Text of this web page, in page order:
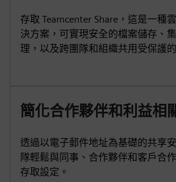
存取 Teamcenter Share，這是一種
決方案，可實現安全的檔案儲存、
理，以及跨團隊和組織共用受保護
簡化合作夥伴和利益相
透過以電子郵件地址為基礎的共享
隊輕鬆與同事、合作夥伴和客戶合
存取設定。